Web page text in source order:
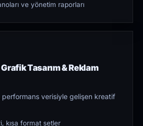
ve yönetim raporları
Tasarım & Reklam
performans verisiyle gelişen kreatif
kısa format setler